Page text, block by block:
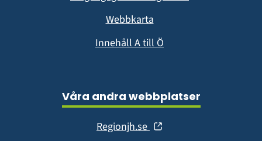
Webbkarta
Innehåll A till Ö
Våra andra webbplatser
Regionjh.se (öppnas